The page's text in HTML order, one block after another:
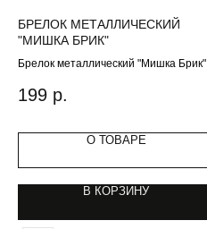
БРЕЛОК МЕТАЛЛИЧЕСКИЙ
"МИШКА БРИК"
Брелок металлический "Мишка Брик"
199 р.
О ТОВАРЕ
В КОРЗИНУ